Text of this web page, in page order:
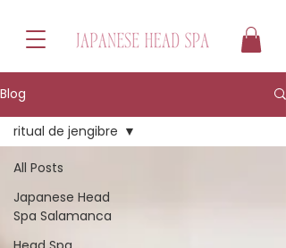
Blog
All Posts
Japanese Head
Spa Salamanca
ritual de jengibre